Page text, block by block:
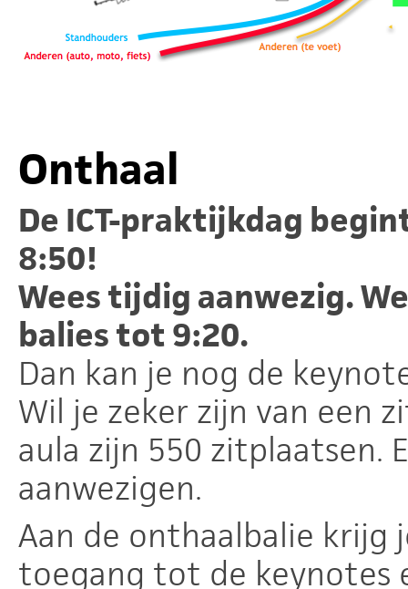
Onthaal
De ICT-praktijkdag
8:50!
Wees tijdig aanwezig.
balies tot 9:20.
Dan kan je nog de
Wil je zeker zijn van een
aula zijn 550 zitplaatsen.
aanwezigen.
Aan de onthaalbalie krijg
toegang tot de keynotes